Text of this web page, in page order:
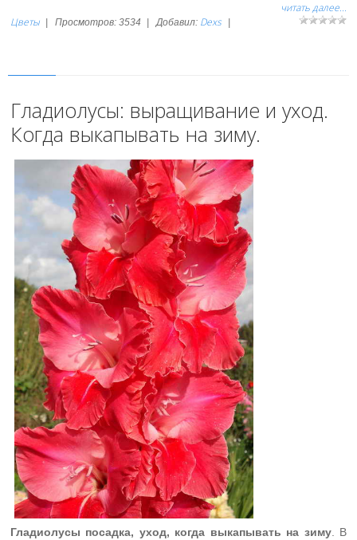
читать далее...
Цветы
Просмотров: 3534 Добавил: Dexs
Гладиолусы: выращивание и уход.
Когда выкапывать на зиму.
Гладиолусы посадка, уход, когда выкапывать на зиму. В